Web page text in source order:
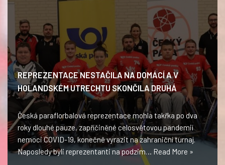
REPREZENTACE NESTAČILA NA DOMÁCÍ A V
HOLANDSKÉM UTRECHTU SKONČILA DRUHÁ
Česká paraflorbalová reprezentace mohla takřka po dva
roky dlouhé pauze, zapříčiněné celosvětovou pandemií
nemoci COVID-19, konečně vyrazit na zahraniční turnaj.
Naposledy byli reprezentanti na podzim… Read More »